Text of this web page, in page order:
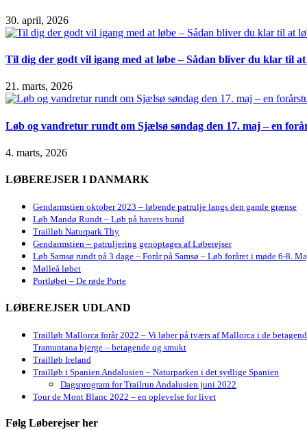
30. april, 2026
Til dig der godt vil igang med at løbe – Sådan bliver du klar til
21. marts, 2026
Løb og vandretur rundt om Sjælsø søndag den 17. maj – en
4. marts, 2026
LØBEREJSER I DANMARK
Gendarmstien oktober 2023 – løbende patrulje langs den gamle grænse
Løb Mandø Rundt – Løb på havets bund
Trailløb Naturpark Thy
Gendarmstien – patruljering genoptages af Løberejser
Løb Samsø rundt på 3 dage – Forår på Samsø – Løb foråret i møde 6-8.
Mølleå løbet
Portløbet – De røde Porte
LØBEREJSER UDLAND
Trailløb Mallorca forår 2022 – Vi løber på tværs af Mallorca i de
Tramuntana bjerge – betagende og smukt
Trailløb Ireland
Trailløb i Spanien Andalusien – Naturparken i det sydlige Spanien
Dagsprogram for Trailrun Andalusien juni 2022
Tour de Mont Blanc 2022 – en oplevelse for livet
Følg Løberejser her